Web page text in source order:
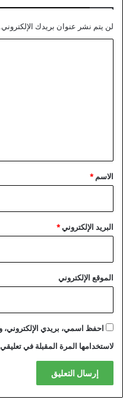
لن يتم نشر عنوان بريدك
*
الاسم *
البريد الإلكتروني*
الموقع الإلكتروني
احفظ اسمي، بريدي الإلكتروني،
لاستخدامها المرة المقبلة في